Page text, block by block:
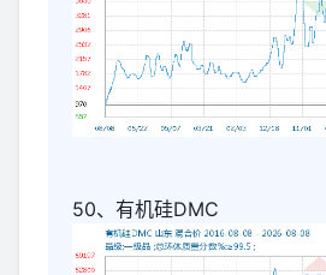
50、有机硅DMC